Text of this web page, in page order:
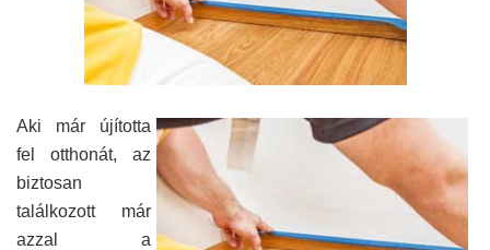
Aki már újította
fel otthonát, az
biztosan
találkozott már
azzal a